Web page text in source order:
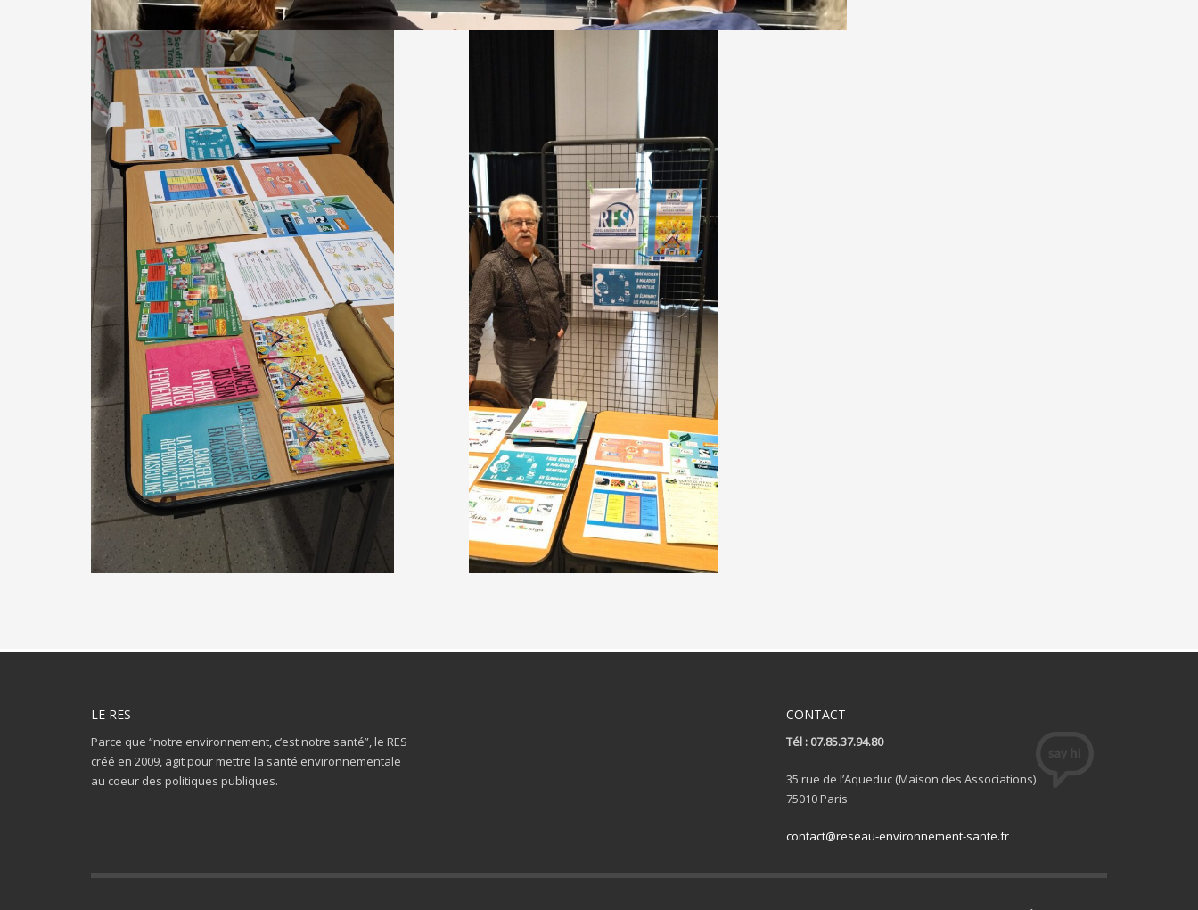
LE RES
Parce que “notre environnement, c’est notre santé”, le RES
créé en 2009, agit pour mettre la santé environnementale
au coeur des politiques publiques.
CONTACT
Tél : 07.85.37.94.80
35 rue de l’Aqueduc (Maison des Associations)
75010 Paris
contact@reseau-environnement-sante.fr